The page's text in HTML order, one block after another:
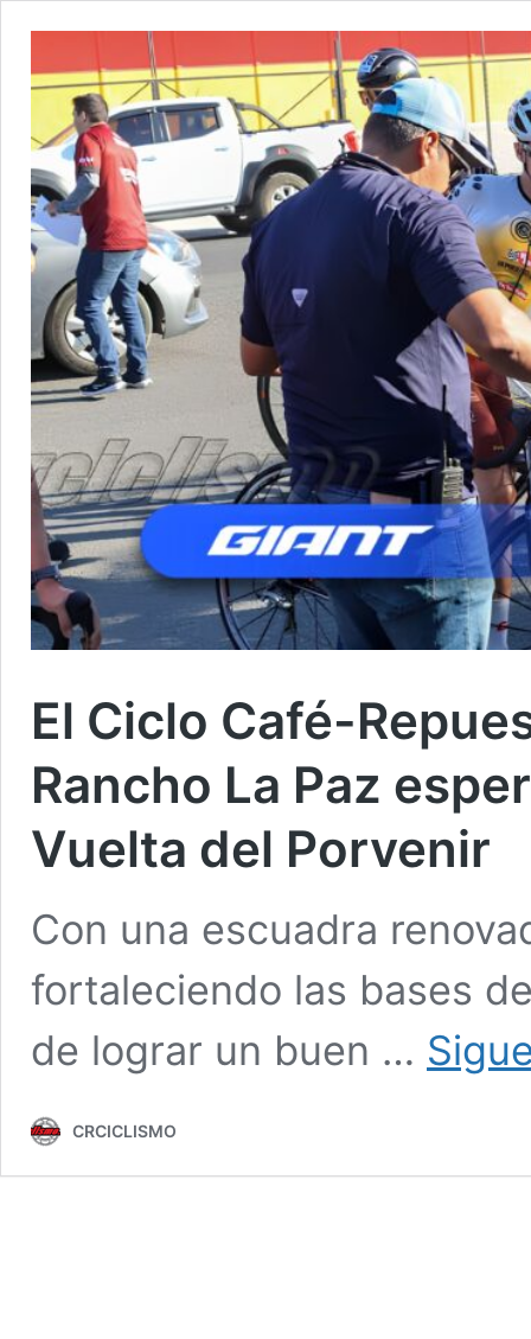
El Ciclo Café-
Rancho La Paz
Vuelta del Porvenir
Con una escuadra
fortaleciendo las bases
de lograr un buen …
CRCICLISMO